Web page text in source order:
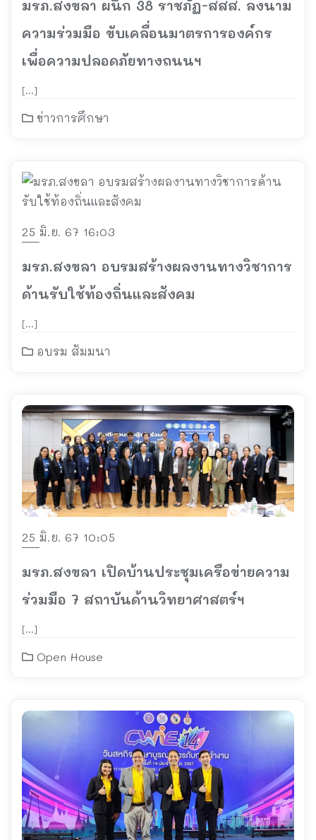
มรภ.สงขลา ผนึก 38 ราชภัฏ-สสส. ลงนาม
ความร่วมมือ ขับเคลื่อนมาตรการองค์กร
เพื่อความปลอดภัยทางถนนฯ
[…]
ข่าวการศึกษา
25 มิ.ย. 67 16:03
มรภ.สงขลา อบรมสร้างผลงานทางวิชาการ
ด้านรับใช้ท้องถิ่นและสังคม
[…]
อบรม สัมมนา
25 มิ.ย. 67 10:05
มรภ.สงขลา เปิดบ้านประชุมเครือข่ายความ
ร่วมมือ 7 สถาบันด้านวิทยาศาสตร์ฯ
[…]
Open House